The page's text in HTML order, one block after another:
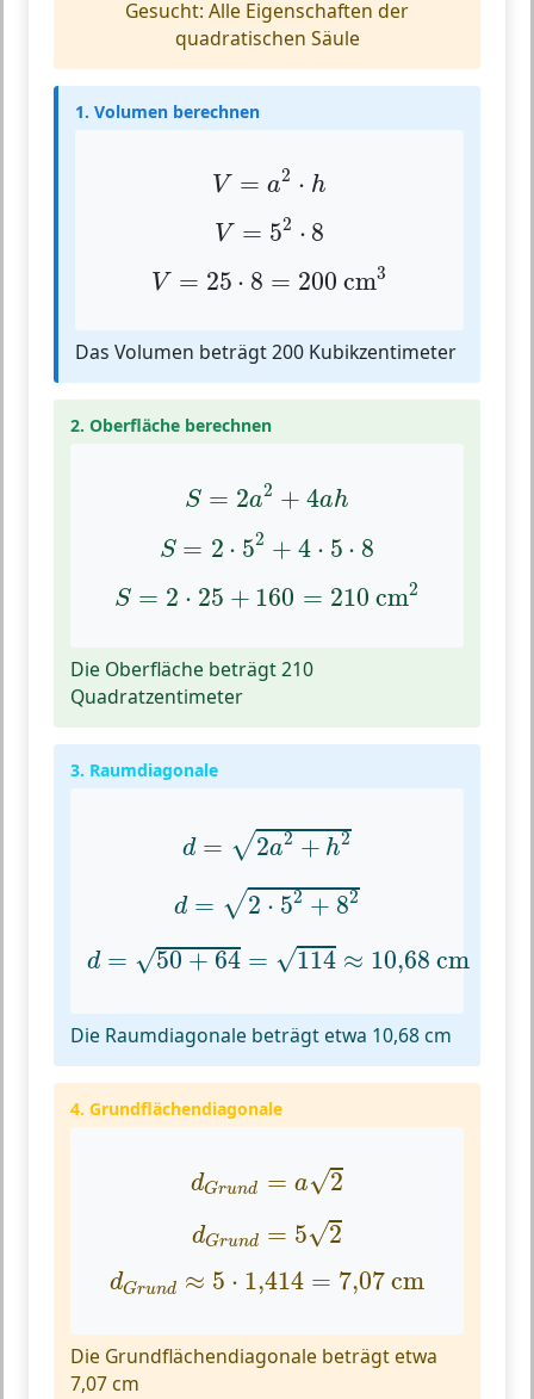
Gesucht: Alle Eigenschaften der
quadratischen Säule
1. Volumen berechnen
V = a2 ⋅ h
V 2⋅
V = 52 ⋅ 8
V 52⋅
V = 25 ⋅ 8 = 200 cm3
25 8= 200cm
Das Volumen beträgt 200 Kubikzentimeter
2. Oberfläche berechnen
S = 2a2 + 4ah
2a 2 4 ah
S = 2 ⋅ 52 + 4 ⋅ 5 ⋅ 8
=2 52 ⋅5 8
S = 2 ⋅ 25 + 160 = 210 cm2
=2 25+ 160=210cm
Die Oberfläche beträgt 210
Quadratzentimeter
3. Raumdiagonale
d = √2a2 + h2
2a2+h2
d = √2 ⋅ 52 + 82
2⋅52+82
d = √50+64 = √114 ≈ 10,68 cm
=50+64= 114≈10 68cm
Die Raumdiagonale beträgt etwa 10,68 cm
4. Grundflächendiagonale
dGrund = a√2
d 2
dGrund = 5√2
d = 2
dGrund ≈ 5 ⋅ 1,414 = 7,07 cm
d nd ≈ ⋅1,414 =7 ,07cm
Die Grundflächendiagonale beträgt etwa
7,07 cm